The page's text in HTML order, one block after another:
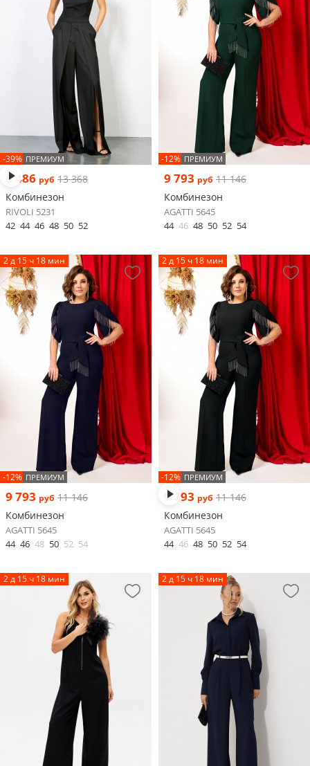
-39% ПРЕМИУМ
8 486 руб 13 368
Комбинезон
RIVOLI 5231
42 44 46 48 50 52
-12% ПРЕМИУМ
9 793 руб 11 146
Комбинезон
AGATTI 5645
44 46 48 50 52 54
2 д 15 ч 18 мин
-12% ПРЕМИУМ
9 793 руб 11 146
Комбинезон
AGATTI 5645
44 46 48 50 52 54
2 д 15 ч 18 мин
-12% ПРЕМИУМ
9 793 руб 11 146
Комбинезон
AGATTI 5645
44 46 48 50 52 54
2 д 15 ч 18 мин 2 д 15 ч 18 мин